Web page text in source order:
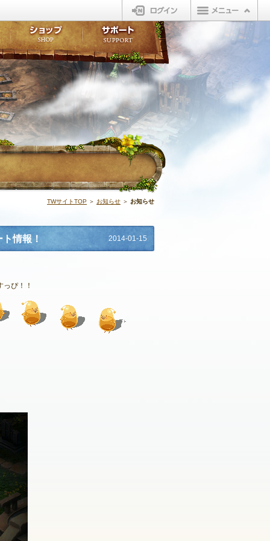
ログイン
ィーバー
TWサイトTOP ＞ お知らせ ＞ お知らせ
情報！ 2014-01-15
ぴ！！
ポイントライブラリ
LINEスタンプ
ショップ
販売アイテム
ビューティーショップ
オープンマーケットサポート
不具合対応状況
アンケート